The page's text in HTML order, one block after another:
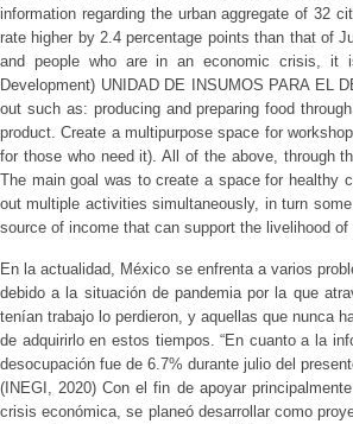
information regarding the urban aggregate of 32
rate higher by 2.4 percentage points than that of
and people who are in an economic crisis, it
Development) UNIDAD DE INSUMOS PARA EL
out such as: producing and preparing food
product. Create a multipurpose space for
for those who need it). All of the above, through
The main goal was to create a space for healthy
out multiple activities simultaneously, in turn
source of income that can support the livelihood
En la actualidad, México se enfrenta a varios
debido a la situación de pandemia por la que
tenían trabajo lo perdieron, y aquellas que nunca
de adquirirlo en estos tiempos. “En cuanto a la
desocupación fue de 6.7% durante julio del
(INEGI, 2020) Con el fin de apoyar
crisis económica, se planeó desarrollar como